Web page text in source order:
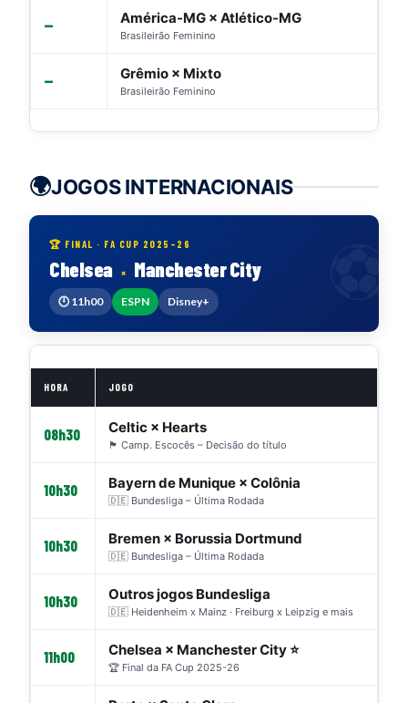
— América-MG × Atlético-MG
Brasileirão Feminino
— Grêmio × Mixto
Brasileirão Feminino
🌍JOGOS INTERNACIONAIS
🏆 FINAL · FA CUP 2025–26
Chelsea × Manchester City
🕛 11h00 ESPN Disney+
HORA JOGO
08h30 Celtic × Hearts
🏴󠁧󠁢󠁳󠁣󠁴󠁿 Camp. Escocês – Decisão do título
10h30 Bayern de Munique × Colônia
🇩🇪 Bundesliga – Última Rodada
10h30 Bremen × Borussia Dortmund
🇩🇪 Bundesliga – Última Rodada
10h30 Outros jogos Bundesliga
🇩🇪 Heidenheim x Mainz · Freiburg x Leipzig e mais
11h00 Chelsea × Manchester City ⭐
🏆 Final da FA Cup 2025-26